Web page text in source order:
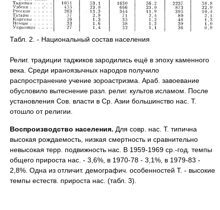
Табл. 2. - Национальный состав населения
Религ. традиции таджиков зародились ещё в эпоху каменного
века. Среди ираноязычных народов получило
распространение учение зороастризма. Араб. завоевание
обусловило вытеснение разл. религ. культов исламом. После
установления Сов. власти в Ср. Азии большинство нас. Т.
отошло от религии.
Воспроизводство населения. Для совр. нас. Т. типична
высокая рождаемость, низкая смертность и сравнительно
невысокая терр. подвижность нас. В 1959-1969 ср.-год. темпы
общего прироста нас. - 3,6%, в 1970-78 - 3,1%, в 1979-83 -
2,8%. Одна из отличит. демографич. особенностей Т. - высокие
темпы естеств. прироста нас. (табл. 3).